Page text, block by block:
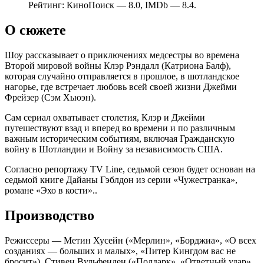
Рейтинг: КиноПоиск — 8.0, IMDb — 8.4.
О сюжете
Шоу рассказывает о приключениях медсестры во времена
Второй мировой войны Клэр Рэндалл (Катриона Балф),
которая случайно отправляется в прошлое, в шотландское
нагорье, где встречает любовь всей своей жизни Джейми
Фрейзер (Сэм Хьюэн).
Сам сериал охватывает столетия, Клэр и Джейми
путешествуют взад и вперед во времени и по различным
важным историческим событиям, включая Гражданскую
войну в Шотландии и Войну за независимость США.
Согласно репортажу TV Line, седьмой сезон будет основан на
седьмой книге Дайаны Гэблдон из серии «Чужестранка»,
романе «Эхо в кости»..
Производство
Режиссеры — Метин Хусейн («Мерлин», «Борджиа», «О всех
созданиях — больших и малых», «Питер Кингдом вас не